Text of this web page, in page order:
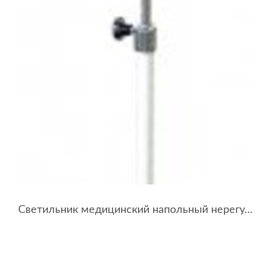
Светильник медицинский напольный нерегулируемый 6-го класса СМН-1